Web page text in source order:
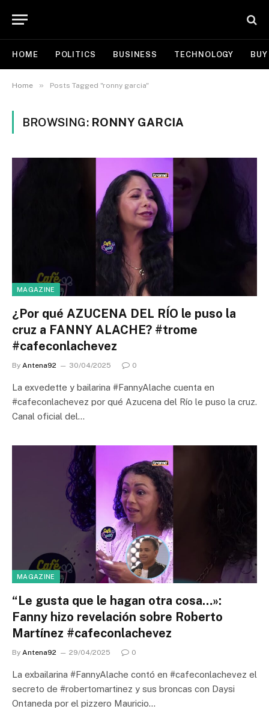
HOME POLITICS BUSINESS TECHNOLOGY
Home » Posts Tagged "ronny garcia"
BROWSING: RONNY GARCIA
MAGAZINE
¿Por qué AZUCENA DEL RÍO le puso la
cruz a FANNY ALACHE? #trome
#cafeconlachevez
By Antena92 30/04/2025 0
La exvedette y bailarina #FannyAlache cuenta en
#cafeconlachevez por qué Azucena del Río le puso la cruz.
Canal oficial del…
MAGAZINE
“Le gusta que le hagan otra cosa…»:
Fanny hizo revelación sobre Roberto
Martínez #cafeconlachevez
By Antena92 29/04/2025 0
La exbailarina #FannyAlache contó en #cafeconlachevez el
secreto de #robertomartinez y sus broncas con Daysi
Ontaneda por el pizzero Mauricio…